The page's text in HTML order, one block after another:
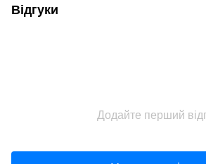
Відгуки
Додайте перший